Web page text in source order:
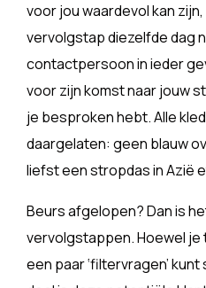
voor jou waardevol kan
vervolgstap diezelfde dag
contactpersoon in ieder
voor zijn komst naar jouw
je besproken hebt. Alle
daargelaten: geen blauw
liefst een stropdas in Azië
Beurs afgelopen? Dan is
vervolgstappen. Hoewel je
een paar ‘filtervragen’